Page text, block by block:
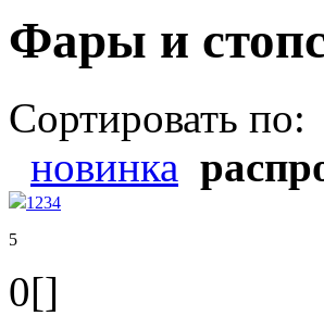
Фары и
Сортировать
новинка
1 234
5
0[]